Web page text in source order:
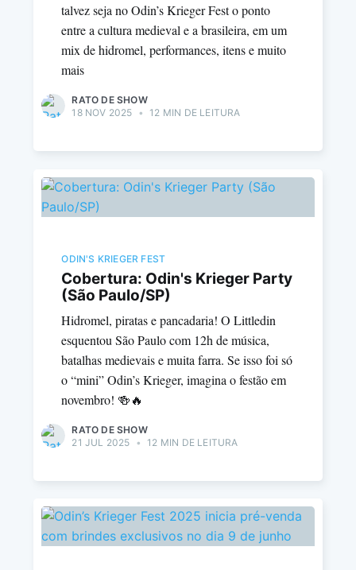
talvez seja no Odin’s Krieger Fest o ponto
entre a cultura medieval e a brasileira, em um
mix de hidromel, performances, itens e muito
mais
RATO DE SHOW
18 NOV 2025 • 12 MIN DE LEITURA
ODIN'S KRIEGER FEST
Cobertura: Odin's Krieger Party
(São Paulo/SP)
Hidromel, piratas e pancadaria! O Littledin
esquentou São Paulo com 12h de música,
batalhas medievais e muita farra. Se isso foi só
o “mini” Odin’s Krieger, imagina o festão em
novembro! 🍻🔥
RATO DE SHOW
21 JUL 2025 • 12 MIN DE LEITURA